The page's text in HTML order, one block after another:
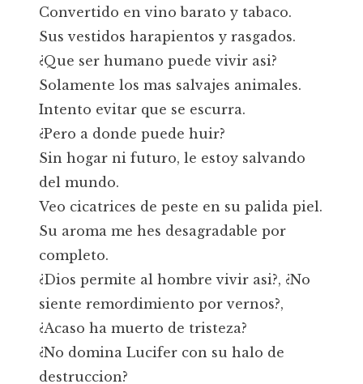
Convertido en vino barato y tabaco.
Sus vestidos harapientos y rasgados.
¿Que ser humano puede vivir asi?
Solamente los mas salvajes animales.
Intento evitar que se escurra.
¿Pero a donde puede huir?
Sin hogar ni futuro, le estoy salvando
del mundo.
Veo cicatrices de peste en su palida piel.
Su aroma me hes desagradable por
completo.
¿Dios permite al hombre vivir asi?, ¿No
siente remordimiento por vernos?,
¿Acaso ha muerto de tristeza?
¿No domina Lucifer con su halo de
destruccion?